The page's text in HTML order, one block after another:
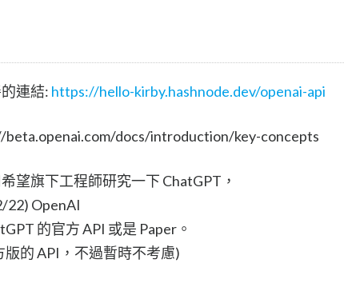
連結: https://hello-kirby.hashnode.dev/openai-api
docs/introduction/key-concepts
望旗下工程師研究一下 ChatGPT，
22) OpenAI
的官方 API 或是 Paper。
版的 API，不過暫時不考慮)